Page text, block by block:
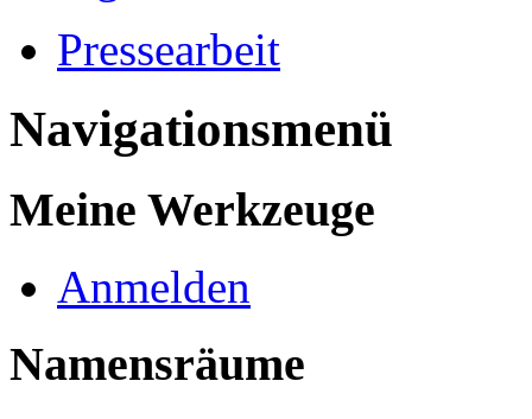
Pressearbeit
Navigationsmenü
Meine Werkzeuge
Anmelden
Namensräume